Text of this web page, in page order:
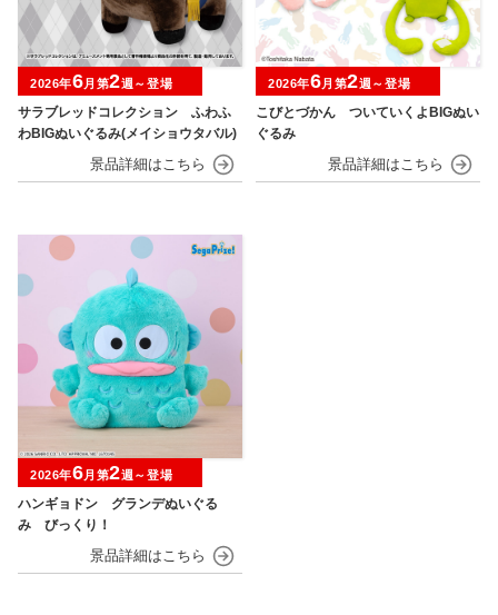
サラブレッドコレクション ふわふ
わBIGぬいぐるみ(メイショウタバル)
2026年6月第2週～登場
こびとづかん ついていくよBIGぬい
ぐるみ
2026年6月第2週～登場
ハンギョドン グランデぬいぐる
み びっくり！
2026年6月第2週～登場